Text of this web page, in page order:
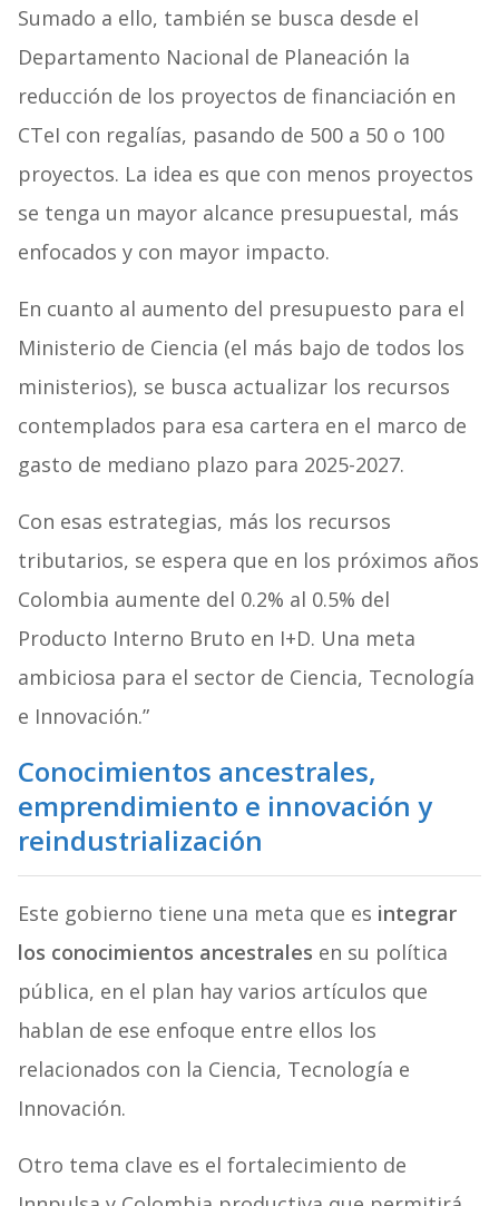
Sumado a ello, también se busca desde el
Departamento Nacional de Planeación la
reducción de los proyectos de financiación en
CTeI con regalías, pasando de 500 a 50 o 100
proyectos. La idea es que con menos proyectos
se tenga un mayor alcance presupuestal, más
enfocados y con mayor impacto.
En cuanto al aumento del presupuesto para el
Ministerio de Ciencia (el más bajo de todos los
ministerios), se busca actualizar los recursos
contemplados para esa cartera en el marco de
gasto de mediano plazo para 2025-2027.
Con esas estrategias, más los recursos
tributarios, se espera que en los próximos años
Colombia aumente del 0.2% al 0.5% del
Producto Interno Bruto en I+D. Una meta
ambiciosa para el sector de Ciencia, Tecnología
e Innovación.”
Conocimientos ancestrales,
emprendimiento e innovación y
reindustrialización
Este gobierno tiene una meta que es integrar
los conocimientos ancestrales en su política
pública, en el plan hay varios artículos que
hablan de ese enfoque entre ellos los
relacionados con la Ciencia, Tecnología e
Innovación.
Otro tema clave es el fortalecimiento de